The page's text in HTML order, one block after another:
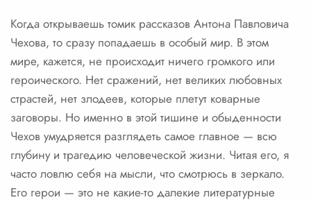
Когда открываешь томик рассказов Антона Павловича
Чехова, то сразу попадаешь в особый мир. В этом
мире, кажется, не происходит ничего громкого или
героического. Нет сражений, нет великих любовных
страстей, нет злодеев, которые плетут коварные
заговоры. Но именно в этой тишине и обыденности
Чехов умудряется разглядеть самое главное — всю
глубину и трагедию человеческой жизни. Читая его, я
часто ловлю себя на мысли, что смотрюсь в зеркало.
Его герои — это не какие-то далекие литературные